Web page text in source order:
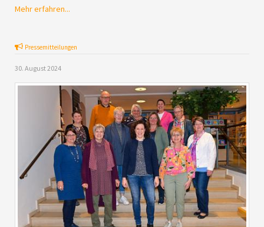
Mehr erfahren...
Pressemitteilungen
30. August 2024